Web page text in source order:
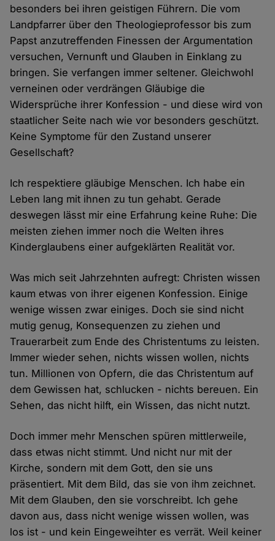
besonders bei ihren geistigen Führern. Die vom
Landpfarrer über den Theologieprofessor bis zum
Papst anzutreffenden Finessen der Argumentation
versuchen, Vernunft und Glauben in Einklang zu
bringen. Sie verfangen immer seltener. Gleichwohl
verneinen oder verdrängen Gläubige die
Widersprüche ihrer Konfession - und diese wird von
staatlicher Seite nach wie vor besonders geschützt.
Keine Symptome für den Zustand unserer
Gesellschaft?
Ich respektiere gläubige Menschen. Ich habe ein
Leben lang mit ihnen zu tun gehabt. Gerade
deswegen lässt mir eine Erfahrung keine Ruhe: Die
meisten ziehen immer noch die Welten ihres
Kinderglaubens einer aufgeklärten Realität vor.
Was mich seit Jahrzehnten aufregt: Christen wissen
kaum etwas von ihrer eigenen Konfession. Einige
wenige wissen zwar einiges. Doch sie sind nicht
mutig genug, Konsequenzen zu ziehen und
Trauerarbeit zum Ende des Christentums zu leisten.
Immer wieder sehen, nichts wissen wollen, nichts
tun. Millionen von Opfern, die das Christentum auf
dem Gewissen hat, schlucken - nichts bereuen. Ein
Sehen, das nicht hilft, ein Wissen, das nicht nutzt.
Doch immer mehr Menschen spüren mittlerweile,
dass etwas nicht stimmt. Und nicht nur mit der
Kirche, sondern mit dem Gott, den sie uns
präsentiert. Mit dem Bild, das sie von ihm zeichnet.
Mit dem Glauben, den sie vorschreibt. Ich gehe
davon aus, dass nicht wenige wissen wollen, was
los ist - und kein Eingeweihter es verrät. Weil keiner